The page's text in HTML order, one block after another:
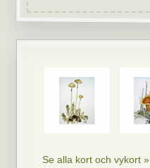
Se alla kort och vykort »